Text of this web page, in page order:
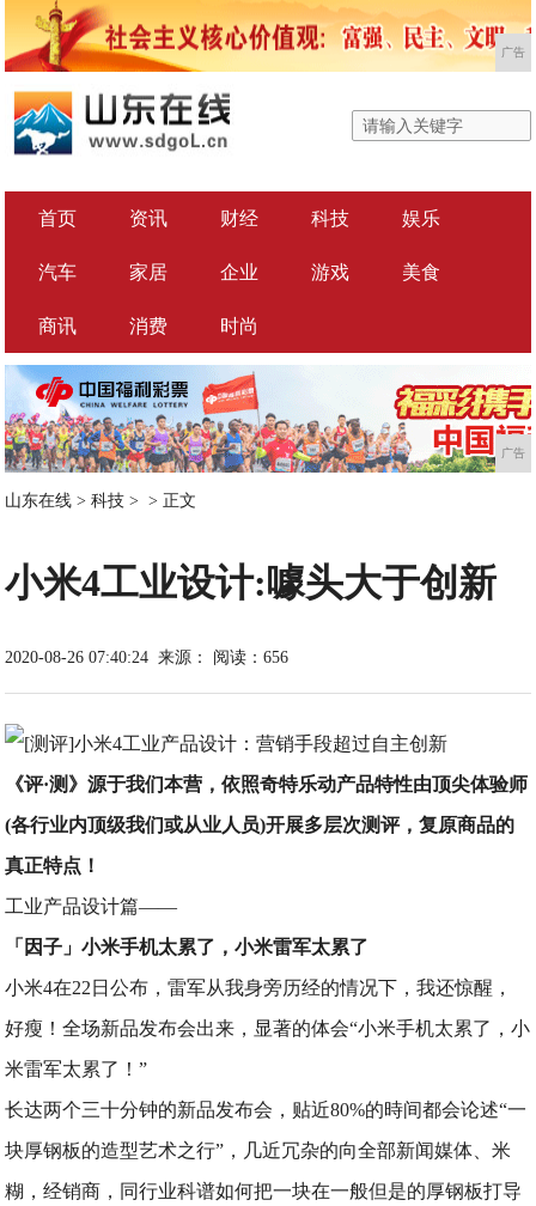
广告
首页 资讯 财经 科技 娱乐
汽车 家居 企业 游戏 美食
商讯 消费 时尚
广告
山东在线 >科技 > > 正文
小米4工业设计:噱头大于创新
2020-08-26 07:40:24 来源： 阅读：656
《评·测》源于我们本营，依照奇特乐动产品特性由顶尖体验师
(各行业内顶级我们或从业人员)开展多层次测评，复原商品的
真正特点！
工业产品设计篇——
「因子」小米手机太累了，小米雷军太累了
小米4在22日公布，雷军从我身旁历经的情况下，我还惊醒，
好瘦！全场新品发布会出来，显著的体会“小米手机太累了，小
米雷军太累了！”
长达两个三十分钟的新品发布会，贴近80%的時间都会论述“一
块厚钢板的造型艺术之行”，几近冗杂的向全部新闻媒体、米
糊，经销商，同行业科谱如何把一块在一般但是的厚钢板打导